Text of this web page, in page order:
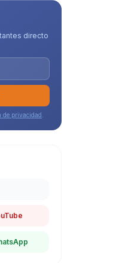
directo
de privacidad